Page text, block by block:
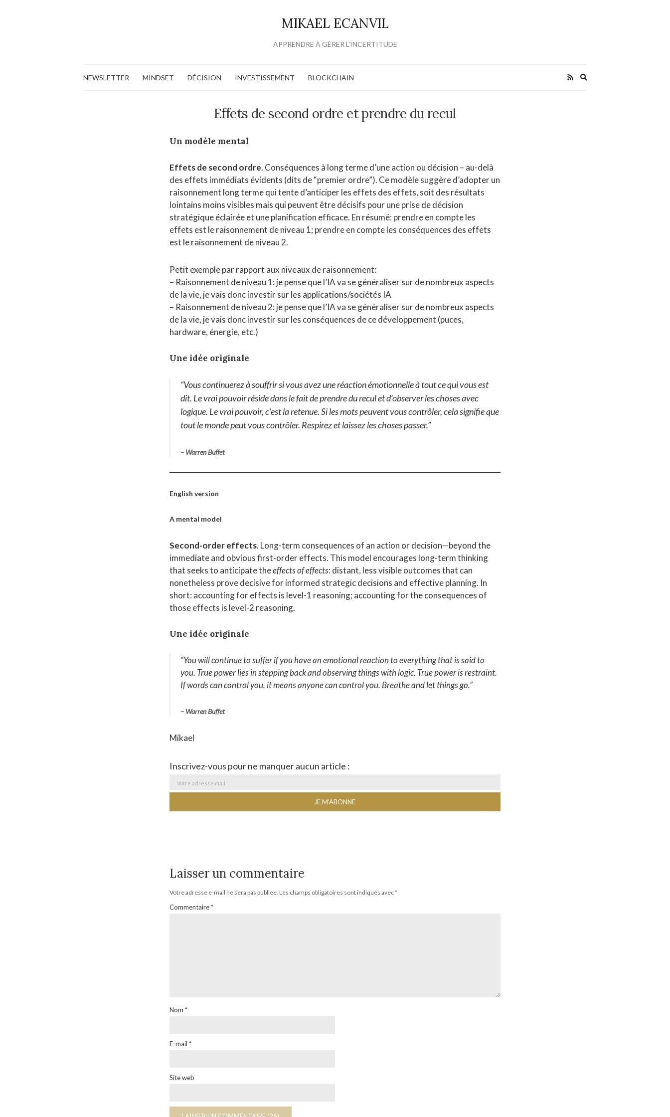
MIKAEL ECANVIL
APPRENDRE À GÉRER L'INCERTITUDE
NEWSLETTER MINDSET DÉCISION INVESTISSEMENT BLOCKCHAIN
Effets de second ordre et prendre du recul
Un modèle mental
Effets de second ordre. Conséquences à long terme d’une action ou décision – au-delà
des effets immédiats évidents (dits de “premier ordre”). Ce modèle suggère d’adopter un
raisonnement long terme qui tente d’anticiper les effets des effets, soit des résultats
lointains moins visibles mais qui peuvent être décisifs pour une prise de décision
stratégique éclairée et une planification efficace. En résumé: prendre en compte les
effets est le raisonnement de niveau 1; prendre en compte les conséquences des effets
est le raisonnement de niveau 2.
Petit exemple par rapport aux niveaux de raisonnement:
– Raisonnement de niveau 1: je pense que l’IA va se généraliser sur de nombreux aspects
de la vie, je vais donc investir sur les applications/sociétés IA
– Raisonnement de niveau 2: je pense que l’IA va se généraliser sur de nombreux aspects
de la vie, je vais donc investir sur les conséquences de ce développement (puces,
hardware, énergie, etc.)
Une idée originale
“Vous continuerez à souffrir si vous avez une réaction émotionnelle à tout ce qui vous est
dit. Le vrai pouvoir réside dans le fait de prendre du recul et d’observer les choses avec
logique. Le vrai pouvoir, c’est la retenue. Si les mots peuvent vous contrôler, cela signifie que
tout le monde peut vous contrôler. Respirez et laissez les choses passer.”
– Warren Buffet
English version
A mental model
Second-order effects. Long-term consequences of an action or decision—beyond the
immediate and obvious first-order effects. This model encourages long-term thinking
that seeks to anticipate theeffects of effects: distant, less visible outcomes that can
nonetheless prove decisive for informed strategic decisions and effective planning. In
short: accounting for effects is level-1 reasoning; accounting for the consequences of
those effects is level-2 reasoning.
Une idée originale
“You will continue to suffer if you have an emotional reaction to everything that is said to
you. True power lies in stepping back and observing things with logic. True power is restraint.
If words can control you, it means anyone can control you. Breathe and let things go.”
– Warren Buffet
Mikael
Inscrivez-vous pour ne manquer aucun article :
Laisser un commentaire
Votre adresse e-mail ne sera pas publiée. Les champs obligatoires sont indiqués avec*
Commentaire*
Nom*
E-mail*
Site web